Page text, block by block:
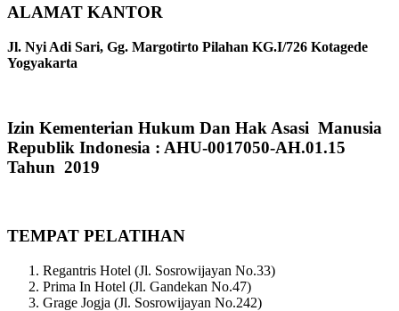
ALAMAT KANTOR
Jl. Nyi Adi Sari, Gg. Margotirto Pilahan KG.I/726 Kotagede
Yogyakarta
Izin Kementerian Hukum Dan Hak Asasi Manusia
Republik Indonesia : AHU-0017050-AH.01.15
Tahun 2019
TEMPAT PELATIHAN
Regantris Hotel (Jl. Sosrowijayan No.33)
Prima In Hotel (Jl. Gandekan No.47)
Grage Jogja (Jl. Sosrowijayan No.242)